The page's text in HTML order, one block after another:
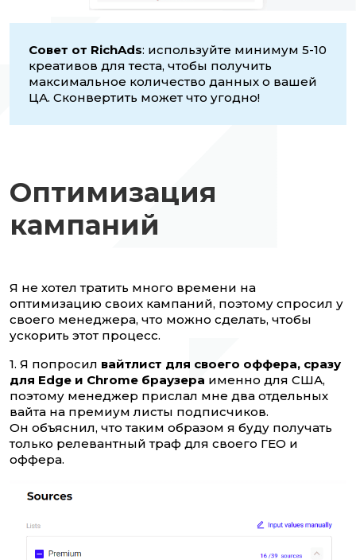
Совет от RichAds: используйте минимум 5-10
креативов для теста, чтобы получить
максимальное количество данных о вашей
ЦА. Сконвертить может что угодно!
Оптимизация
кампаний
Я не хотел тратить много времени на
оптимизацию своих кампаний, поэтому спросил у
своего менеджера, что можно сделать, чтобы
ускорить этот процесс.
1. Я попросил вайтлист для своего оффера, сразу
для Edge и Chrome браузера именно для США,
поэтому менеджер прислал мне два отдельных
вайта на премиум листы подписчиков.
Он объяснил, что таким образом я буду получать
только релевантный траф для своего ГЕО и
оффера.